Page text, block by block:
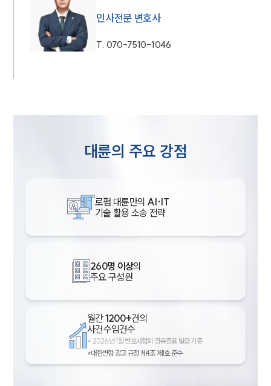
민사전문 변호사
T. 070-7510-1046
대륜의 주요 강점
로펌 대륜만의 AI·IT
기술 활용 소송 전략
260명 이상의
주요 구성원
월간1200+건의
사건수임건수
* 2026년 1월 변호사협회 경유증표 발급 기준
*대한변협 광고 규정 제4조 제1호 준수